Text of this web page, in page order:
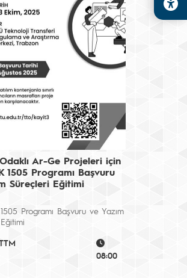
Ar-Ge Projeleri için
1505 Programı Başvuru
Süreçleri Eğitimi
Programı Başvuru ve Yazım
08:00